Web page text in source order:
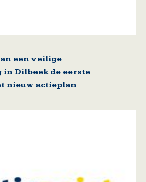
een veilige
in Dilbeek de eerste
nieuw actieplan